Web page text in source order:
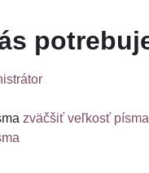
zväčšiť veľkosť písma